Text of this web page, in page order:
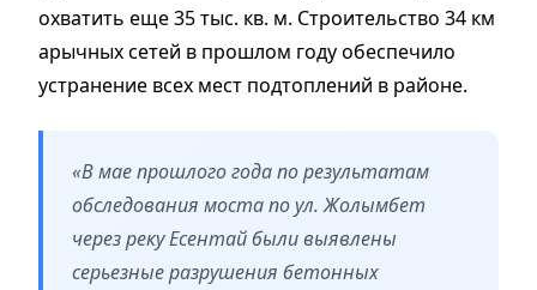
охватить еще 35 тыс. кв. м. Строительство 34 км
арычных сетей в прошлом году обеспечило
устранение всех мест подтоплений в районе.
«В мае прошлого года по результатам
обследования моста по ул. Жолымбет
через реку Есентай были выявлены
серьезные разрушения бетонных